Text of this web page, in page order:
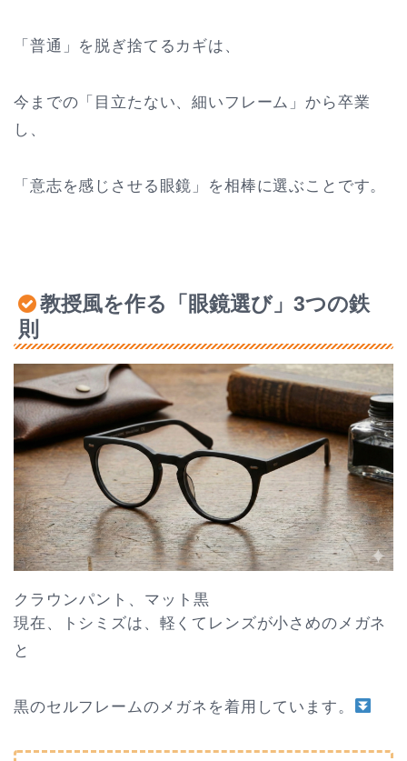
「普通」を脱ぎ捨てるカギは、
今までの「目立たない、細いフレーム」から卒業
し、
「意志を感じさせる眼鏡」を相棒に選ぶことです。
教授風を作る「眼鏡選び」3つの鉄
則
クラウンパント、マット黒
現在、トシミズは、軽くてレンズが小さめのメガネ
と
黒のセルフレームのメガネを着用しています。